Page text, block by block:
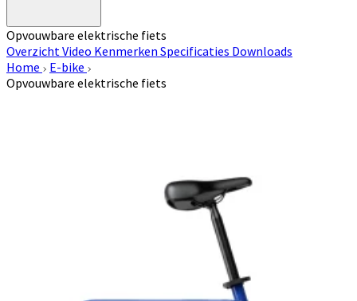
Opvouwbare elektrische fiets
OverzichtVideo Kenmerken Specificaties Downloads
Home
E-bike
Opvouwbare elektrische fiets